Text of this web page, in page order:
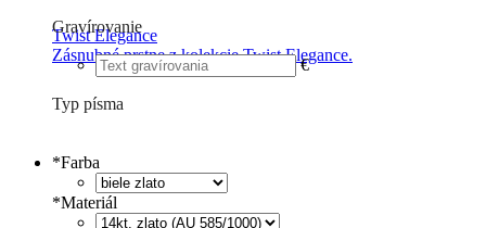
Twist Elegance
Zásnubné prstne z kolekcie Twist Elegance.
Gravírovanie
€
Typ písma
*Farba
*Materiál